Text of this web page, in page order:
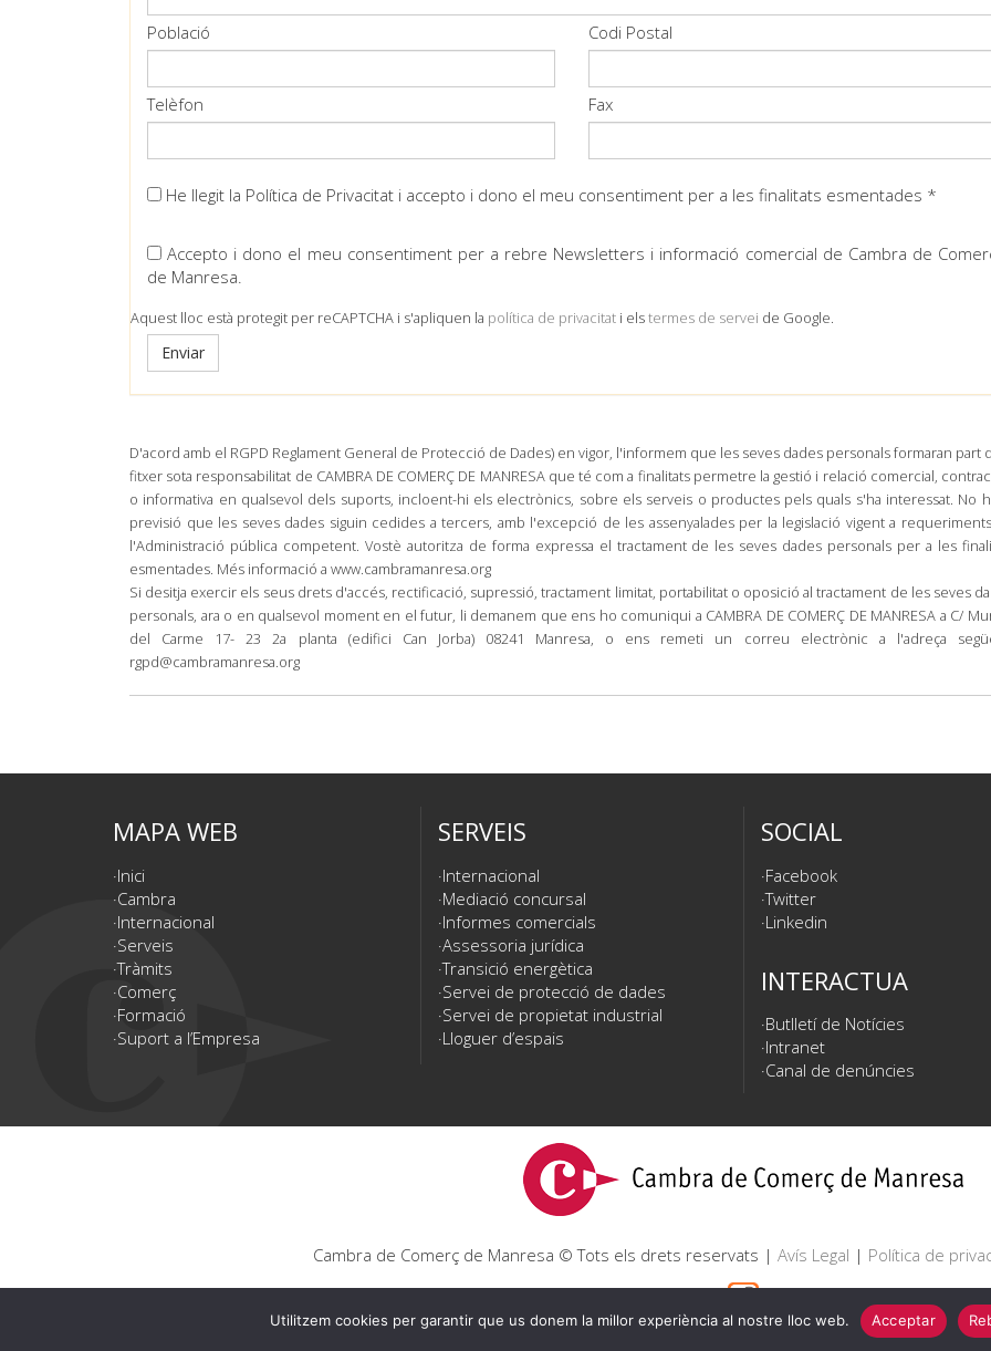
Població Codi Postal
Telèfon Fax
He llegit la Política de Privacitat i accepto i dono el meu consentiment per a les finalitats esmentades *
Accepto i dono el meu consentiment per a rebre Newsletters i informació comercial de Cambra de
de Manresa.
Aquest lloc està protegit per reCAPTCHA i s'apliquen la política de privacitat i elstermes de servei de Google.
D'acord amb el RGPD Reglament General de Protecció de Dades) en vigor, l'informem que les seves dades personals formaran part
fitxer sota responsabilitat de CAMBRA DE COMERÇ DE MANRESA que té com a finalitats permetre la gestió i relació comercial,
o informativa en qualsevol dels suports, incloent-hi els electrònics, sobre els serveis o productes pels quals s'ha interessat. No
previsió que les seves dades siguin cedides a tercers, amb l'excepció de les assenyalades per la legislació vigent a
l'Administració pública competent. Vostè autoritza de forma expressa el tractament de les seves dades personals per a les
esmentades. Més informació a www.cambramanresa.org
Si desitja exercir els seus drets d'accés, rectificació, supressió, tractament limitat, portabilitat o oposició al tractament de les seves
personals, ara o en qualsevol moment en el futur, li demanem que ens ho comuniqui a CAMBRA DE COMERÇ DE MANRESA a C/
del Carme 17- 23 2a planta (edifici Can Jorba) 08241 Manresa, o ens remeti un correu electrònic a l'adreça
rgpd@cambramanresa.org
MAPA WEB
Inici
Cambra
Internacional
Serveis
Tràmits
Comerç
Formació
Suport a l’Empresa
SERVEIS
Internacional
Mediació concursal
Informes comercials
Assessoria jurídica
Transició energètica
Servei de protecció de dades
Servei de propietat industrial
Lloguer d’espais
SOCIAL
Facebook
Twitter
Linkedin
INTERACTUA
Butlletí de Notícies
Intranet
Canal de denúncies
Cambra de Comerç de Manresa © Tots els drets reservats | Avís Legal | Política de
Utilitzem cookies per garantir que us donem la millor experiència al nostre lloc web. Acceptar